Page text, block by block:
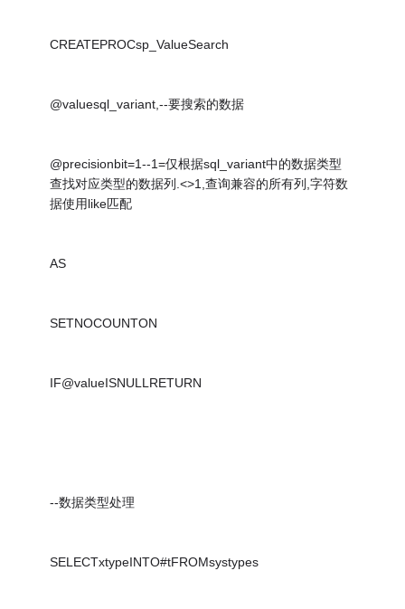
CREATEPROCsp_ValueSearch
@valuesql_variant,--要搜索的数据
@precisionbit=1--1=仅根据sql_variant中的数据类型
查找对应类型的数据列.<>1,查询兼容的所有列,字符数
据使用like匹配
AS
SETNOCOUNTON
IF@valueISNULLRETURN
--数据类型处理
SELECTxtypeINTO#tFROMsystypes